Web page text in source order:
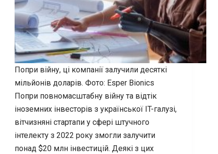
Попри війну, ці компанії залучили десяткі
мільйонів доларів. Фото: Esper Bionics
Попри повномасштабну війну та відтік
іноземних інвесторів з української IT-галузі,
вітчизняні стартапи у сфері штучного
інтелекту з 2022 року змогли залучити
понад $20 млн інвестицій. Деякі з цих